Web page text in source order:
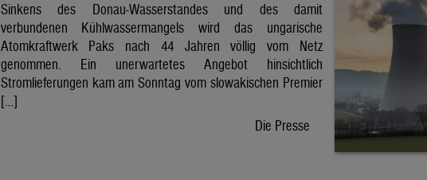
Sinkens des Donau-Wasserstandes und des damit
verbundenen Kühlwassermangels wird das ungarische
Atomkraftwerk Paks nach 44 Jahren völlig vom Netz
genommen. Ein unerwartetes Angebot hinsichtlich
Stromlieferungen kam am Sonntag vom slowakischen Premier
[…]
Die Presse